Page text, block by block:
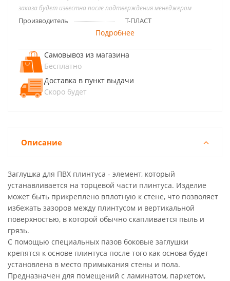
заказа будет известна после подтверждения менеджером
Производитель Т-ПЛАСТ
Подробнее
Самовывоз из магазина
Бесплатно
Доставка в пункт выдачи
Скоро будет
Описание
Заглушка для ПВХ плинтуса - элемент, который
устанавливается на торцевой части плинтуса. Изделие
может быть прикреплено вплотную к стене, что позволяет
избежать зазоров между плинтусом и вертикальной
поверхностью, в которой обычно скапливается пыль и
грязь.
С помощью специальных пазов боковые заглушки
крепятся к основе плинтуса после того как основа будет
установлена в место примыкания стены и пола.
Предназначен для помещений с ламинатом, паркетом,